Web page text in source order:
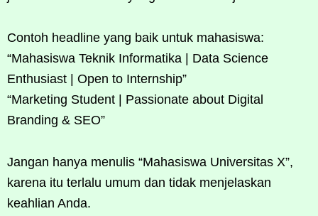
Contoh headline yang baik untuk mahasiswa:
“Mahasiswa Teknik Informatika | Data Science
Enthusiast | Open to Internship”
“Marketing Student | Passionate about Digital
Branding & SEO”
Jangan hanya menulis “Mahasiswa Universitas X”,
karena itu terlalu umum dan tidak menjelaskan
keahlian Anda.